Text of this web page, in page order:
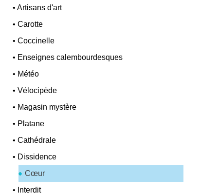
•Artisans d'art
•Carotte
•Coccinelle
• Enseignes calembourdesques
• Météo
•Vélocipède
• Magasin mystère
• Platane
•Cathédrale
• Dissidence
Cœur
• Interdit